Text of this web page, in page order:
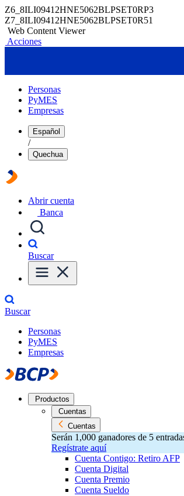
Z6_8ILI09412HNE5062BLPSET0RP3
Z7_8ILI09412HNE5062BLPSET0R51
Web Content Viewer
Acciones
Personas
PyMES
Empresas
Español
/
Quechua
Abrir cuenta
Banca
Buscar
Buscar
Personas
PyMES
Empresas
Productos
Cuentas
Cuentas
Serán 1,000 ganadores de 5
Regístrate aquí
Cuenta Contigo: Retiro AFP
Cuenta Digital
Cuenta Premio
Cuenta Sueldo